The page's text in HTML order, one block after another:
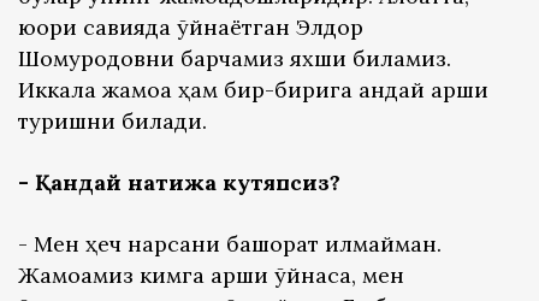
юқори савияда ўйнаётган Элдор
Шомуродовни барчамиз яхши биламиз.
Иккала жамоа ҳам бир-бирига қандай қарши
туришни билади.
- Қандай натижа кутяпсиз?
- Мен ҳеч нарсани башорат қилмайман.
Жамоамиз кимга қарши ўйнаса, мен